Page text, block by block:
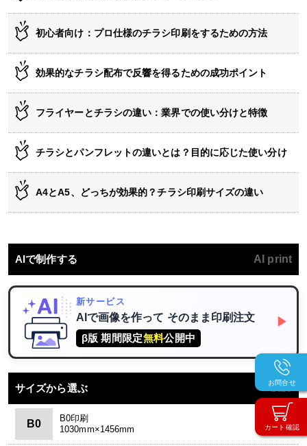
カート確認
お問合せ
初心者向け：プロ仕様のチラシ印刷をするための方法
効果的なチラシ配布で反響を得るための成功ポイント
フライヤーとチラシの違い：業界での使い分けと特徴
チラシとパンフレットの違いとは？目的に応じた使い分け
A4とA5、どっちが効果的？チラシ印刷サイズの違い
AIで制作する AI print
新サービス
AIで画像を作って そのまま印刷注文
β版 期間限定無料公開中
▶
サイズから選ぶ Size
B0
B0印刷
1030mm×1456mm